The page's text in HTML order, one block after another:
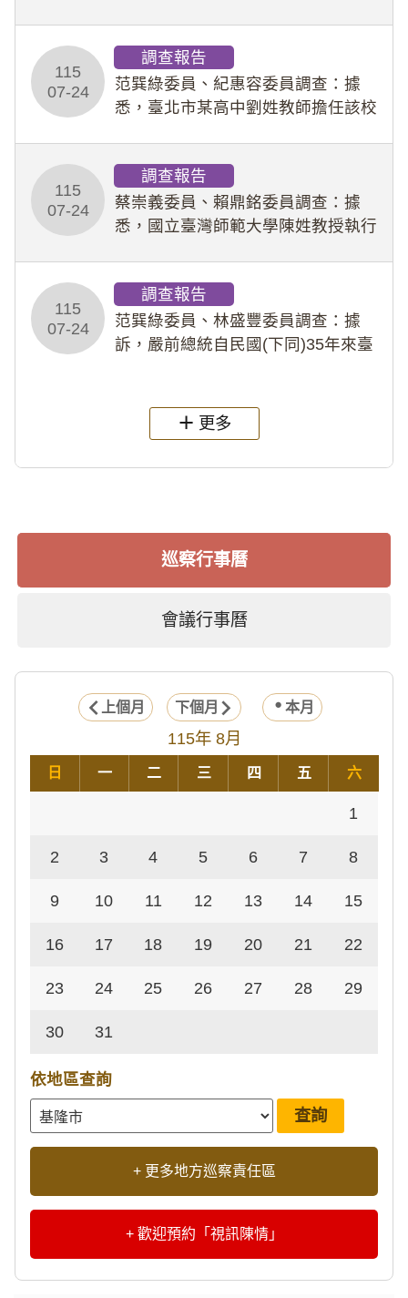
教羽球隊學生等行為，歷經該校校園
事件處理會議（下
115
07-24
調查報告
范巽綠委員、紀惠容委員調查：據
悉，臺北市某高中劉姓教師擔任該校
行拍攝特定樣態性影像並以手機傳送
劉師。該生因畏懼成
115
07-24
調查報告
蔡崇義委員、賴鼎銘委員調查：據
悉，國立臺灣師範大學陳姓教授執行
術倫理等情案調查報告。(115教調
31)
115
07-24
調查報告
范巽綠委員、林盛豐委員調查：據
訴，嚴前總統自民國(下同)35年來臺
過世後，總統府於89年間函請其家屬
繼續留住
更多
巡察行事曆
會議行事曆
上個月 下個月 本月
115年 8月
日 一 二 三 四 五 六
1
2 3 4 5 6 7 8
9 10 11 12 13 14 15
16 17 18 19 20 21 22
23 24 25 26 27 28 29
30 31
依地區查詢
+ 更多地方巡察責任區
+ 歡迎預約「視訊陳情」